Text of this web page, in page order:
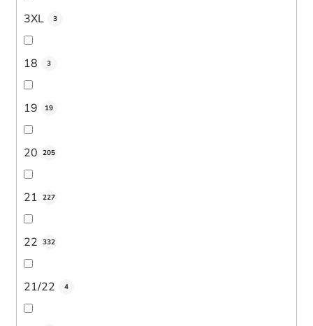
3XL 3
18 3
19 19
20 205
21 227
22 332
21/22 4